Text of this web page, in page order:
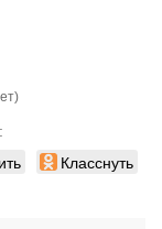
Класснуть